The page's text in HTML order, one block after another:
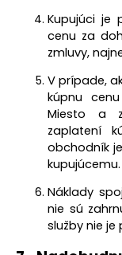
Kupujúci je
cenu za
zmluvy,
V prípade,
kúpnu
Miesto a
zaplatení
obchodník
kupujúcemu.
Náklady
nie sú
služby nie